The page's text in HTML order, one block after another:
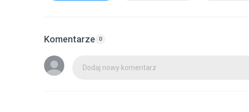
Komentarze 0
Dodaj nowy komentarz